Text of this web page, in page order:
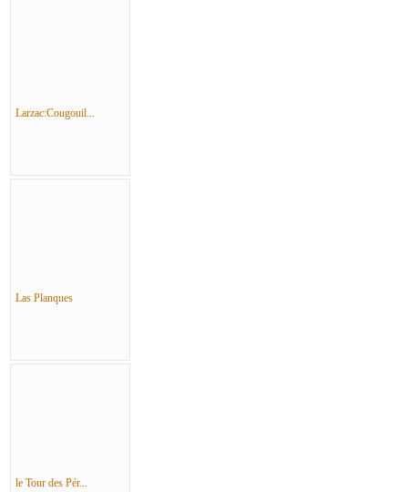
Larzac:Cougouil...
Las Planques
le Tour des Pér...